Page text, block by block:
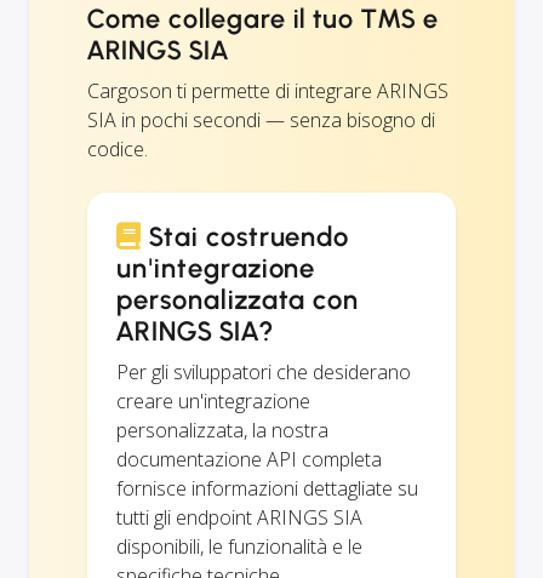
Come collegare il tuo TMS e
ARINGS SIA
Cargoson ti permette di integrare ARINGS
SIA in pochi secondi — senza bisogno di
codice.
Stai costruendo
un'integrazione
personalizzata con
ARINGS SIA?
Per gli sviluppatori che desiderano
creare un'integrazione
personalizzata, la nostra
documentazione API completa
fornisce informazioni dettagliate su
tutti gli endpoint ARINGS SIA
disponibili, le funzionalità e le